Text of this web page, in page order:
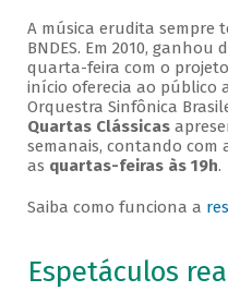
A música erudita sempre
BNDES. Em 2010,
quarta-feira com o projeto
início oferecia ao público
Orquestra Sinfônica
Quartas Clássicas
semanais, contando com
as quartas-feiras às 19h.
Saiba como funciona a
Espetáculos